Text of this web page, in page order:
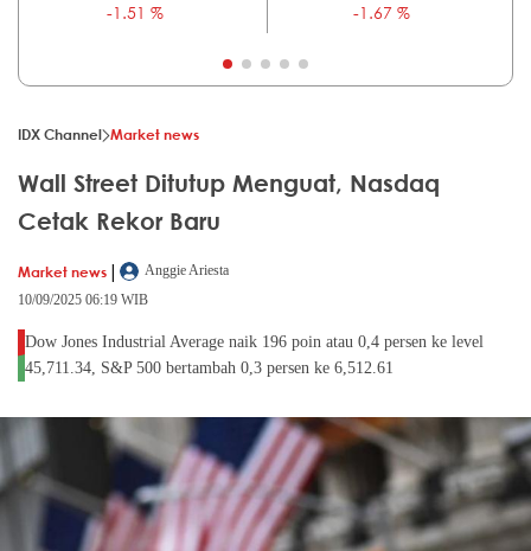
-1.51 %
-1.67 %
IDX Channel Market news
Wall Street Ditutup Menguat, Nasdaq
Cetak Rekor Baru
Market news |
Anggie Ariesta
10/09/2025 06:19 WIB
Dow Jones Industrial Average naik 196 poin atau 0,4 persen ke level
45,711.34, S&P 500 bertambah 0,3 persen ke 6,512.61